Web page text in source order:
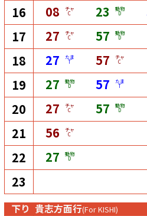
16 08 チャ
C 23 動物
D
17 27 チャ
C 57 動物
D
18 27 たま
T 57 チャ
C
19 27 動物
D 57 たま
T
20 27 チャ
C 57 動物
D
21 56 チャ
C
22 27 動物
D
23
下り 貴志方面行(For KISHI)